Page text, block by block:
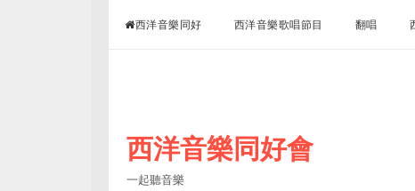
西洋音樂同好 西洋音樂歌唱節目 翻唱
西洋音樂同好會
一起聽音樂